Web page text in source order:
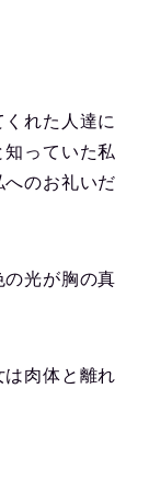
れた人達に
っていた私
のお礼いだ
光が胸の真
肉体と離れ